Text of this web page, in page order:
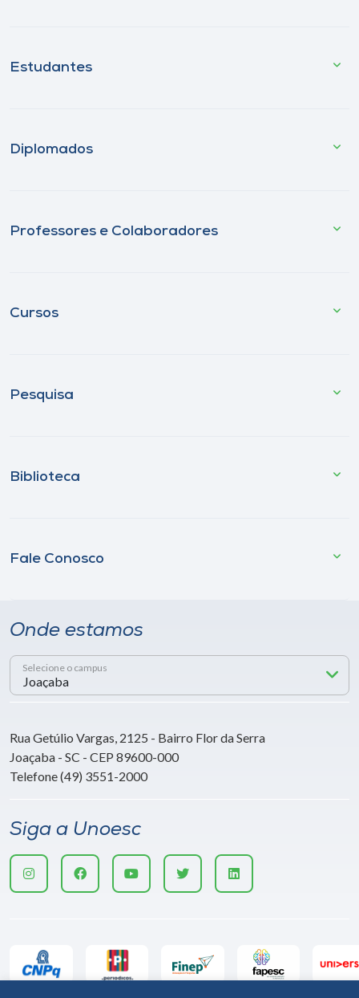
Estudantes
Diplomados
Professores e Colaboradores
Cursos
Pesquisa
Biblioteca
Fale Conosco
Onde estamos
Selecione o campus
Rua Getúlio Vargas, 2125 - Bairro Flor da Serra
Joaçaba - SC - CEP 89600-000
Telefone (49) 3551-2000
Siga a Unoesc